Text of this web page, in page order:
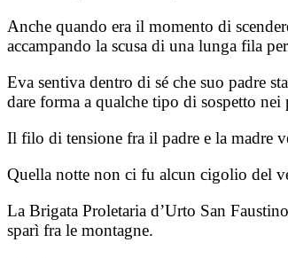
Anche quando era il momento di
accampando la scusa di una lunga fila
Eva sentiva dentro di sé che suo padre
dare forma a qualche tipo di sospetto nei
Il filo di tensione fra il padre e la madre
Quella notte non ci fu alcun cigolio del
La Brigata Proletaria d’Urto San
sparì fra le montagne.